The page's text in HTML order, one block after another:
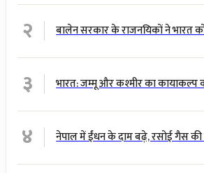
२ बालेन सरकार के राजनयिकों ने भारत
३ भारत: जम्मू और कश्मीर का
४ नेपाल में ईंधन के दाम बढ़े, रसोई गैस